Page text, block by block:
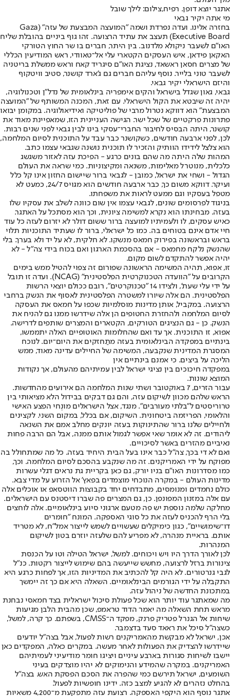
אתגר יוצא דופן. רפיח,צילום: לילך שובל
מי אתה יקיר גבאי
בחזרה אלינו. ועדה נפרדת ושמה "המועצה המבצעת של עזה" (Gaza
Executive Board) תעצב את עתיד הרצועה. זהו גוף ביניים בהובלת שליח
האו"ם לשעבר ניקולא מלדנוב. בין היתר, חברים בו שר החוץ הטורקי
האקאן פידאן, איש העסקים הקטארי עלי אל־טאוודי, ראש המודיעין הכללי
של מצרים חסאן ראשאד, נציגת האו"ם סיגריד קאח וראש ממשלת בריטניה
לשעבר טוני בלייר. נוסף עליהם חברים גם ג'ארד קושנר, סטיב וויטקוף
והיזם הישראלי יקיר גבאי.
גבאי, גאון שגדל בישראל והקים אימפריה בינלאומית של נדל"ן וטכנולוגיה,
יהיה זה שיבטא את הקול הישראלי. עם זאת, המכנה המשותף של "המועצה
המבצעת" הוא דווקא נטרול מרבי של פוליטיקה ואידיאולוגיה. במקומן יבואו
פתרונות פרקטיים של שכל ישר. הגישה העניינית הזו, שמאפיינת מאוד את
קושנר, היתה הבסיס לחיבור החברי־עסקי בינו לבין גבאי לפני שנים רבות.
לכן, לפני ארבעה חודשים, כשקושנר כבר עבד על התוכנית לסיום המלחמה,
הוא צלצל לידידו הוותיק והזכיר לו תוכנית נושנה שגבאי עצמו כתב.
המהות שלה היתה מה שהם בונים כרגע - הפיכת עזה לאזור משגשג
כלכלית, מנוטרל מאלימות, משנאה ומקיצוניות. כמי שראה את העולם
הגדול - ושחי את ישראל, כמובן - לגבאי ברור שיישום החזון אינו קל כלל
ועיקר. דווקא משום כך, כבר ארבעה חודשים הוא מגויס 24/7, כמעט לא
מטפל בעסקיו וגם ממעט לראות את משפחתו.
בניגוד לפרסומים שונים, לגבאי עצמו אין שום כוונה לשלב את עסקיו שלו
בעזה. מבחינתו הוא נקרא למשימה ציונית, וכך הוא מסתכל על האתגר.
כאיש עסקים, לו ולעמיתיו למועצה ברור ששום דולר לא יזרום לעזה כל עוד
חיי אדם אינם בטוחים בה. כמו כל ישראלי, ברור לו שעתיד התוכניות תלוי
בראש ובראשונה בפירוק חמאס מנשקו. לא חלקית, לא על יד ולא בערך. בלי
שהנשק נלקח מחמאס - אם בהסכמת הארגון ואם בכוח בידי צה"ל - לא
יהיה אפשר להתקדם לשום מקום.
זו, אפוא, תהיה המשימה הראשונה שפורום זה צפוי להטיל ממש בימים
הקרובים על "הוועדה הטכנוקרטית הפלסטינית" (NCAG). ועדה זו תובל
על ידי עלי שעת', ולצידו 14 "טכנוקרטים", רובם ככולם יוצאי הרשות
הפלסטינית. הם אלה שיורו למשטרה הפלסטינית לאסוף את הנשק ברחבי
הרצועה. במקביל, אותן מדינות מוסלמיות שכפו על חמאס את העסקה
לסיום המלחמה ולהחזרת החטופים הן אלה שידרשו ממנו גם להניח את
הנשק. כן - גם הנציגים הטורקים, הקטארים והמצרים שותפים לדרישה.
אפוא, זו התוכנית. אך עד ואם שהחלומות האוטופיים האלה יתממשו,
בינתיים במפקדה הבינלאומית בעזה מתַחזקים את היום־יום. לנוכח
המסגרת המדינית שנקבעה, המשימה של החיילים עדינה מאוד, ממש
הליכה על ביצים. כי אמנם בינתיים אין
במפקדה חיכוכים בין נציגי ישראל לבין עמיתיהם מהעולם, אך נקודות
המוצא שונות.
עבור הזרים, 7 באוקטובר ושתי שנות המלחמה הם אירועים מהחדשות.
הראש שלהם מכוון לשיקום עזה, והם גם דבקים בבידול הלא מציאותי בין
טרוריסטים ל"בלתי מעורבים". מנגד, אצל הישראלים מונְחי הפצע האישי
והלאומי, הפריזמה ביטחונית. השיקום, אם בכלל, במקום השני. לקצינים
ולחיילים שלנו ברור שהתינוקות בעזה יונקים מחלב אמם את השנאה
ליהודים. זה לא אומר שאי אפשר לגמול אותם ממנה, אבל הם הרבה פחות
נאיביים מהזרים באשר לסיכויים.
ואם לא די בכך, צה"ל כבר אינו בעל הבית היחיד בעזה. כל מה שמתחולל בה
מפוקח על ידי האמריקנים. זה מה שנקבע בהסכם לסיום המלחמה. וכך,
כמו מסדרונות האו"ם בניו יורק, גם כאן בקריית גת נראים דגלי עשרות
מדינות העולם - במקרה הנוכחי מוצמדים בפאץ' אל הזרוע על מדי צבא.
כולם נחמדים ומנומסים, מתבדחים יחד בקבוצות הווטסאפ או אוכלים אלה
עם אלה במזנון המפונפן. כן, גם המצרים פה שברו דיסטנס עם הישראלים.
מחלקה שלמה נוספת יש פה מטעם ארגוני סיוע בינלאומיים. אלה לוחצים
בלי הרף להכניס לעזה את כל סוגי האספקה. המונח "חומרים
דו־שימושיים", כגון כימיקלים שעשויים לשמש לייצור אמל"ח, לא מטריד
אותם. בראיית מנהרה, לא מפריע להם שלעזה יוזרם בטון לשיקום
המנהרות.
לכן לאורך הדרך היו ויש ויכוחים. למשל, ישראל הטילה וטו על הכנסת
צינורות ברזל לרצועה, מחשש שייעשה בהם שימוש לייצור רקטות. כנ"ל
לגבי גנרטורים. לא היה קל להכתיב את המדיניות הזו, אך לפחות כרגע היא
התקבלה על ידי הגורמים הבינלאומיים. השאלה היא אם כך זה יימשך
במתכונת החדשה של ניהול עזה.
מה שמאתגר עוד יותר הוא שכל פעולת סיכול ישראלית בצד חמאסי נבחנת
מראש תחת השאלה מה יאמר הדוד טראמפ, שכן מהבית הלבן מגיעות
שיחות אל הגנרל פטריק פרנק, מפקד ה־CMSS, בשפתם. כך קרה, למשל,
כשצה"ל סיכל את ראאד סעד בדצמבר.
אכן, ישראל לא מבקשת מהאמריקנים רשות לפעול, אבל בצה"ל יודעים
שיידרשו להצדיק את הפעולות לאחר מעשה. במקרים כאלה, המפקדים כאן
יישבו לשיחות סגורות בארבע עיניים ויציגו חומר מודיעיני לעמיתיהם
האמריקנים. במקרה שהמידע והנימוקים לא יהיו מוצדקים בעיני
השומעים, ישראל תירשם כמי שהפרה את הסכם הפסקת האש. בצה"ל
בהחלט נזהרים לא להגיע למצב כזה. ידינו חופשיות לפעול.
אתגר נוסף הוא היקפי האספקה. רצועת עזה מתפקעת מ־4,200 משאיות